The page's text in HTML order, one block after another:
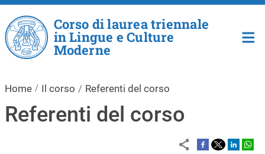
Salta al contenuto principale
Corso di laurea triennale
in Lingue e Culture
Moderne
Home Il corso Referenti del corso
Referenti del corso